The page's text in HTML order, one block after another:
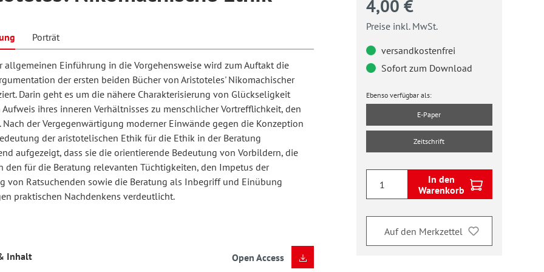
Schule und Unterricht
Arbeit
und Unterrichtsforschung
und
Erwachsenenbildung
Forum
Porträt
allgemeinen Einführung in die Vorgehensweise wird zum Auftakt die
der ersten beiden Bücher von Aristoteles' Nikomachischer
Darin geht es um die nähere Charakterisierung von Glückseligkeit
ihres inneren Verhältnisses zu menschlicher Vortrefflichkeit, den
Nach der Vergegenwärtigung moderner Einwände gegen die Konzeption
der aristotelischen Ethik für die Ethik in der Beratung
aufgezeigt, dass sie die orientierende Bedeutung von Vorbildern, die
den für die Beratung relevanten Tüchtigkeiten, den Impetus der
von Ratsuchenden sowie die Beratung als Inbegriff und Einübung
praktischen Nachdenkens verdeutlicht.
Inhalt Open Access
4,00 €
Preise inkl. MwSt.
versandkostenfrei
Sofort zum Download
Ebenso verfügbar als:
E-Paper
Zeitschrift
In den
Warenkorb
Auf den Merkzettel